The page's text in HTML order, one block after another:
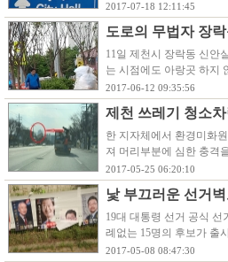
2017-07-18 12:11:45
도로의 무법자 장
11일 제천시 장락동 신안
는 시점에도 아랑곳 하지
2017-06-12 09:35:56
제천 쓰레기 청소
한 지자체에서 환경미화
져 머리부분에 심한 충격
2017-05-25 06:20:10
낯 부끄러운 선거
19대 대통령 선거 공식
례없는 15명의 후보가 출
2017-05-08 08:47:30